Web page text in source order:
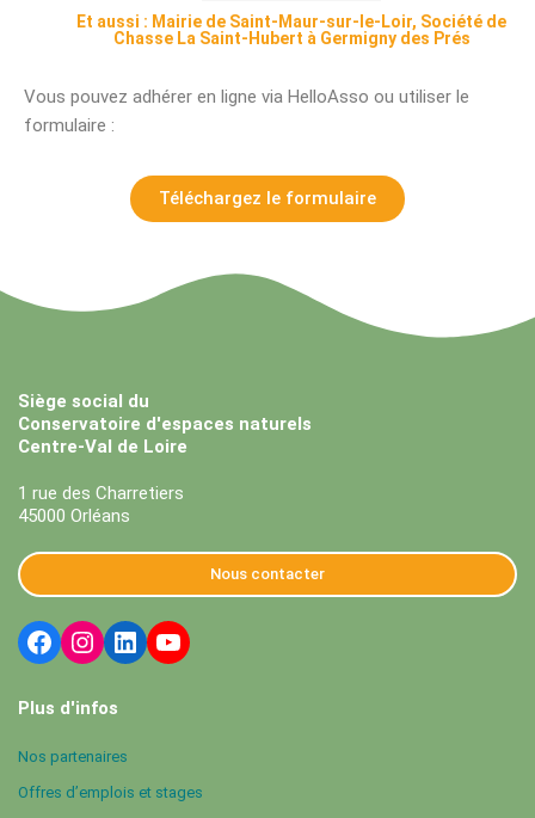
Et aussi : Mairie de Saint-Maur-sur-le-Loir, Société de
Chasse La Saint-Hubert à Germigny des Prés
Vous pouvez adhérer en ligne via HelloAsso ou utiliser le
formulaire :
Téléchargez le formulaire
Siège social du
Conservatoire d'espaces naturels
Centre-Val de Loire
1 rue des Charretiers
45000 Orléans
Nous contacter
Plus d'infos
Nos partenaires
Offres d’emplois et stages